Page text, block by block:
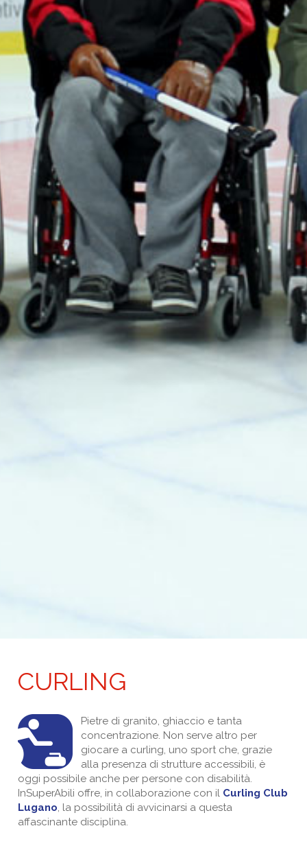
CURLING
Pietre di granito, ghiaccio e tanta
concentrazione. Non serve altro per
giocare a curling, uno sport che, grazie
alla presenza di strutture accessibili, è
oggi possibile anche per persone con disabilità.
InSuperAbili offre, in collaborazione con il Curling Club
Lugano, la possibilità di avvicinarsi a questa
affascinante disciplina.